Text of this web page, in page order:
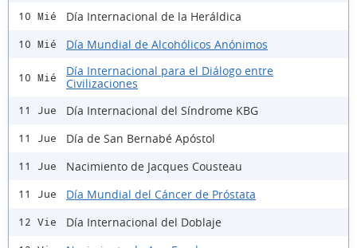
10 Mié Día Internacional de la Heráldica
10 Mié Día Mundial de Alcohólicos Anónimos
10 Mié
Día Internacional para el Diálogo entre
Civilizaciones
11 Jue Día Internacional del Síndrome KBG
11 Jue Día de San Bernabé Apóstol
11 Jue Nacimiento de Jacques Cousteau
11 Jue Día Mundial del Cáncer de Próstata
12 Vie Día Internacional del Doblaje